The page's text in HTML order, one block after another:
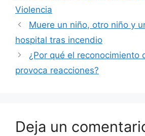
Violencia
Muere un niño, otro niño y
hospital tras incendio
¿Por qué el reconocimiento
provoca reacciones?
Deja un